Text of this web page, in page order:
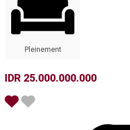
Pleinement
IDR 25.000.000.000